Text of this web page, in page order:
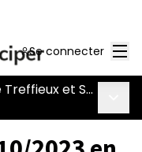
Se connecter
Créneau de dépassement entre Treffieux et Saint-Vincent-des-Landes